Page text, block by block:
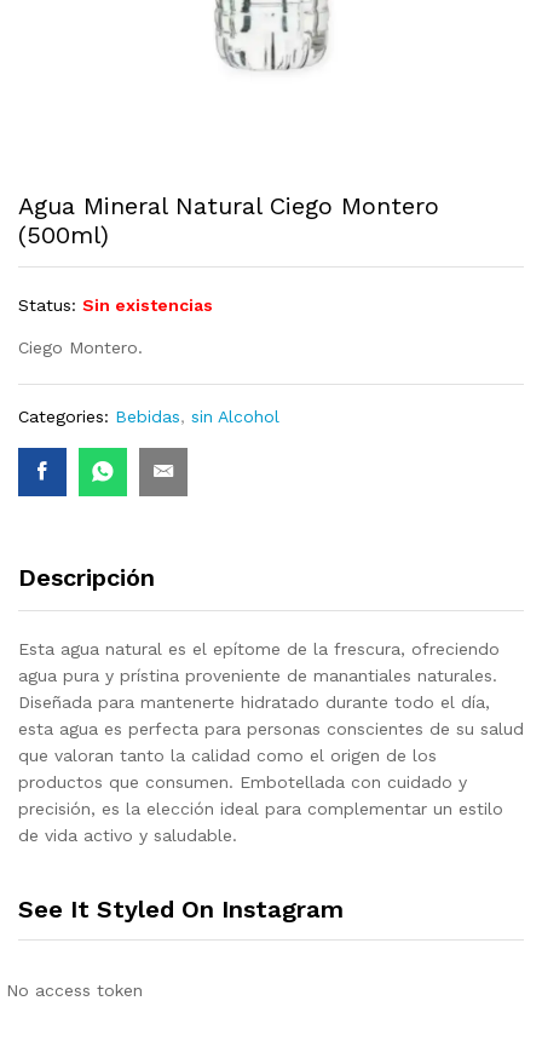
Agua Mineral Natural Ciego Montero
(500ml)
Status: Sin existencias
Ciego Montero.
Categories: Bebidas, sin Alcohol
Descripción
Esta agua natural es el epítome de la frescura, ofreciendo
agua pura y prístina proveniente de manantiales naturales.
Diseñada para mantenerte hidratado durante todo el día,
esta agua es perfecta para personas conscientes de su salud
que valoran tanto la calidad como el origen de los
productos que consumen. Embotellada con cuidado y
precisión, es la elección ideal para complementar un estilo
de vida activo y saludable.
See It Styled On Instagram
No access token